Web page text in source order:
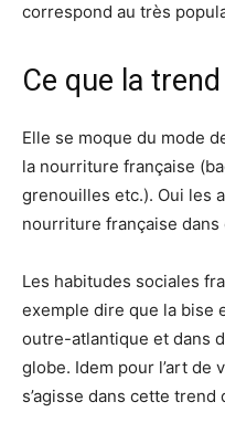
correspond au très
Ce que la
Elle se moque du mode
la nourriture française
grenouilles etc.). Oui les
nourriture française
Les habitudes sociales
exemple dire que la bise
outre-atlantique et dans
globe. Idem pour l’art de
s’agisse dans cette